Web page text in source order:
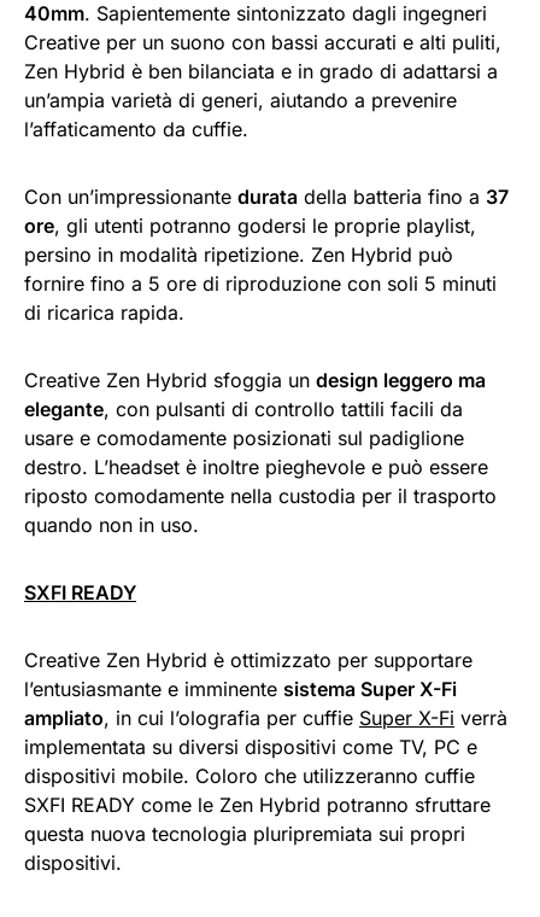
40mm. Sapientemente sintonizzato dagli ingegneri
Creative per un suono con bassi accurati e alti puliti,
Zen Hybrid è ben bilanciata e in grado di adattarsi a
un’ampia varietà di generi, aiutando a prevenire
l’affaticamento da cuffie.
Con un’impressionante durata della batteria fino a 37
ore, gli utenti potranno godersi le proprie playlist,
persino in modalità ripetizione. Zen Hybrid può
fornire fino a 5 ore di riproduzione con soli 5 minuti
di ricarica rapida.
Creative Zen Hybrid sfoggia un design leggero ma
elegante, con pulsanti di controllo tattili facili da
usare e comodamente posizionati sul padiglione
destro. L’headset è inoltre pieghevole e può essere
riposto comodamente nella custodia per il trasporto
quando non in uso.
SXFI READY
Creative Zen Hybrid è ottimizzato per supportare
l’entusiasmante e imminente sistema Super X-Fi
ampliato, in cui l’olografia per cuffie Super X-Fi verrà
implementata su diversi dispositivi come TV, PC e
dispositivi mobile. Coloro che utilizzeranno cuffie
SXFI READY come le Zen Hybrid potranno sfruttare
questa nuova tecnologia pluripremiata sui propri
dispositivi.